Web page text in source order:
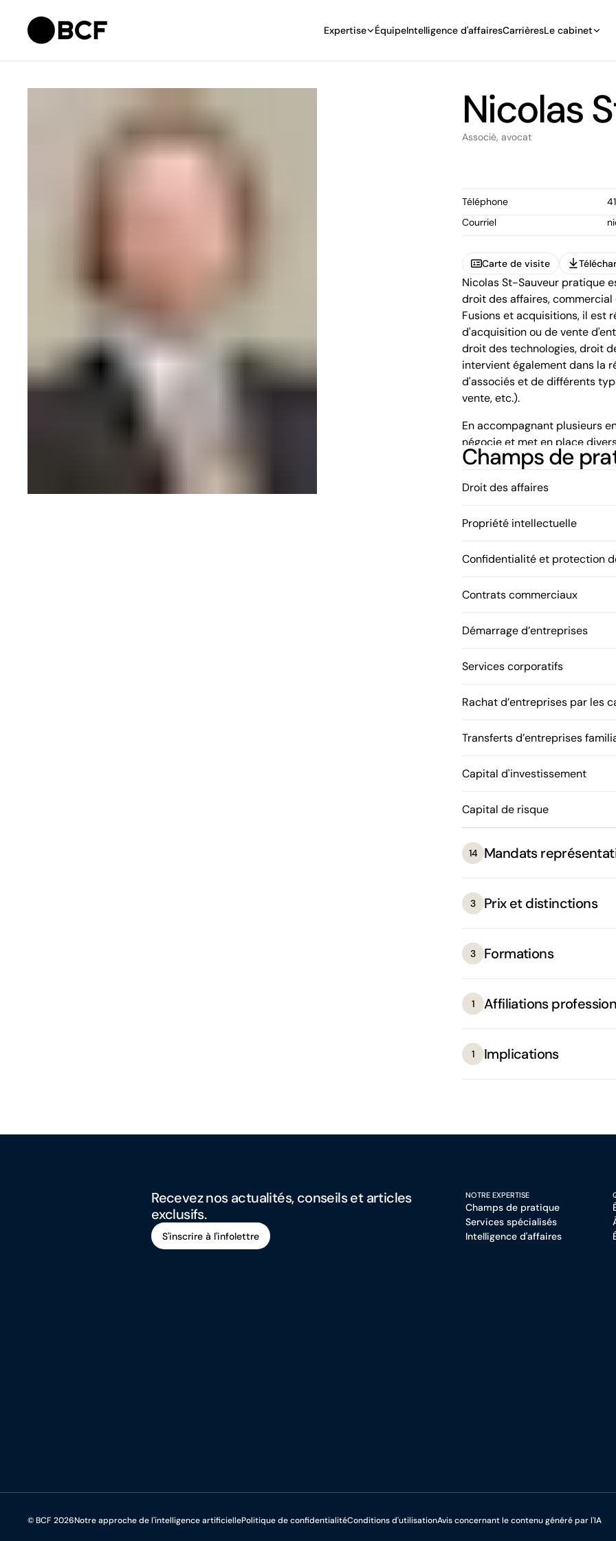
Expertise ÉquipeIntelligence d'affairesCarrièresLe cabinet
Nicolas
Associé, avocat
Téléphone
Courriel
Carte de visite
Carte de visite
Nicolas St-Sauveur pratique
droit des affaires,
Fusions et acquisitions, il est
d'acquisition ou de vente
droit des technologies, droit
intervient également dans la
d'associés et de différents
vente, etc.).
En accompagnant plusieurs
négocie et met en place
tels des contrats de
privée.
En plus de son diplôme en
lui confère une excellente
services et des conseils
Champs de
Droit des affaires
Propriété intellectuelle
Confidentialité et protection
Contrats commerciaux
Démarrage d’entreprises
Services corporatifs
Rachat d’entreprises par les
Transferts d’entreprises
Capital d'investissement
Capital de risque
14 Mandats
3 Prix et distinctions
3 Formations
1 Affiliations
1 Implications
Recevez nos actualités, conseils et articles
exclusifs.
S'inscrire à l'infolettre
NOTRE EXPERTISE
Champs de pratique
Services spécialisés
Intelligence d'affaires
© BCF 2026Notre approche de l'intelligence artificiellePolitique de confidentialitéConditions d'utilisationAvis concernant le contenu généré par l'IA